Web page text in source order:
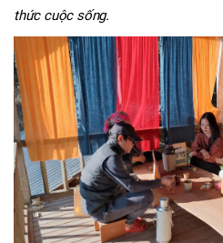
thức cuộc sống.